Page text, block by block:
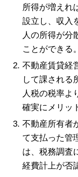
所得が増えれ
設立し、収入
人の所得が分
ことができる。
不動産賃貸経
して課される
人税の税率よ
確実にメリッ
不動産所有者
て支払った管
は、税務調査
経費計上が否